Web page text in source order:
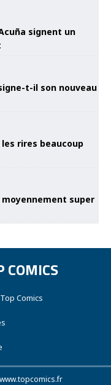
signent un
t-il son nouveau
rires beaucoup
moyennement super
COMICS
Comics